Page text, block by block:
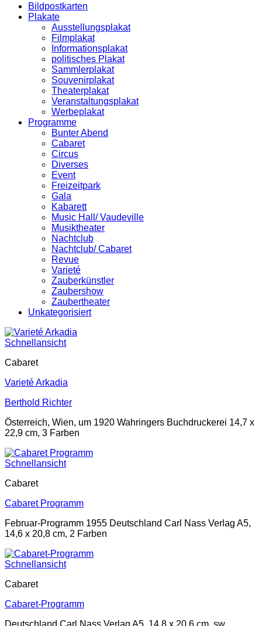
Bildpostkarten
Plakate
Ausstellungsplakat
Filmplakat
Informationsplakat
politisches Plakat
Sammlerplakat
Souvenirplakat
Theaterplakat
Veranstaltungsplakat
Werbeplakat
Programme
Bunter Abend
Cabaret
Circus
Diverses
Event
Freizeitpark
Gala
Kabarett
Music Hall/ Vaudeville
Musiktheater
Nachtclub
Nachtclub/ Cabaret
Revue
Varieté
Zauberkünstler
Zaubershow
Zaubertheater
Unkategorisiert
Schnellansicht
Cabaret
Varieté Arkadia
Berthold Richter
Österreich, Wien, um 1920 Wahringers Buchdruckerei 14,7 x
22,9 cm, 3 Farben
Schnellansicht
Cabaret
Cabaret Programm
Februar-Programm 1955 Deutschland Carl Nass Verlag A5,
14,6 x 20,8 cm, 2 Farben
Schnellansicht
Cabaret
Cabaret-Programm
Deutschland Carl Nass Verlag A5, 14,8 x 20,6 cm, sw